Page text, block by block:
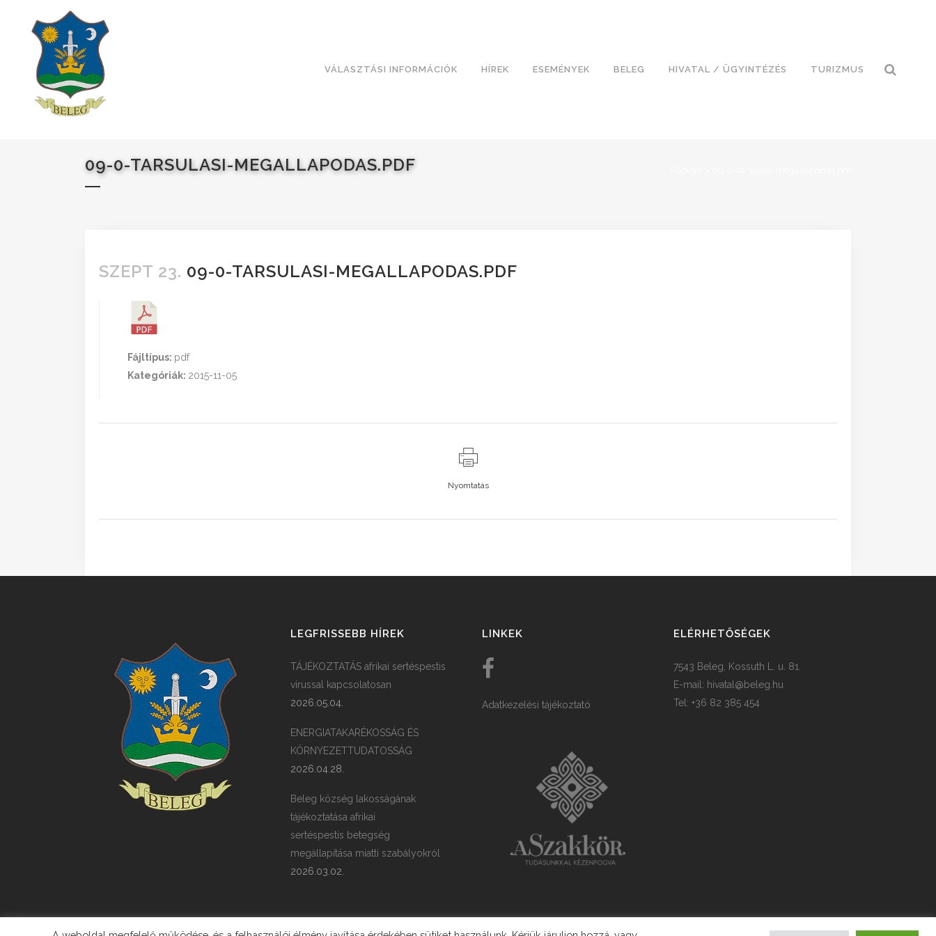
VÁLASZTÁSI INFORMÁCIÓK HÍREK ESEMÉNYEK BELEG HIVATAL / ÜGYINTÉZÉS TURIZMUS
09-0-TARSULASI-MEGALLAPODAS.PDF
SZEPT 23. 09-0-TARSULASI-MEGALLAPODAS.PDF
Fájltípus: pdf
Kategóriák: 2015-11-05
Nyomtatás
LEGFRISSEBB HÍREK
TÁJÉKOZTATÁS afrikai sertéspestis
vírussal kapcsolatosan
2026.05.04.
ENERGIATAKARÉKOSSÁG ÉS
KÖRNYEZETTUDATOSSÁG
2026.04.28.
Beleg község lakosságának
tájékoztatása afrikai
sertéspestis betegség
megállapítása miatti szabályokról
2026.03.02.
LINKEK
Adatkezelési tájékoztató
ELÉRHETŐSÉGEK
7543 Beleg, Kossuth L. u. 81.
E-mail: hivatal@beleg.hu
Tel: +36 82 385 454